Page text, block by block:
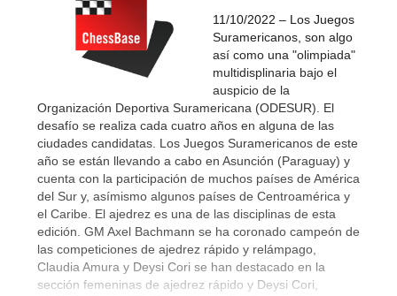
11/10/2022 – Los Juegos
Suramericanos, son algo
así como una "olimpiada"
multidisplinaria bajo el
auspicio de la
Organización Deportiva Suramericana (ODESUR). El
desafío se realiza cada cuatro años en alguna de las
ciudades candidatas. Los Juegos Suramericanos de este
año se están llevando a cabo en Asunción (Paraguay) y
cuenta con la participación de muchos países de América
del Sur y, asímismo algunos países de Centroamérica y
el Caribe. El ajedrez es una de las disciplinas de esta
edición. GM Axel Bachmann se ha coronado campeón de
las competiciones de ajedrez rápido y relámpago,
Claudia Amura y Deysi Cori se han destacado en la
sección femeninas de ajedrez rápido y Deysi Cori,